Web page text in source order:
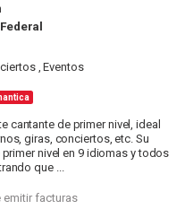
, Eventos
cantante de primer nivel, ideal
giras, conciertos, etc. Su
nivel en 9 idiomas y todos
que ...
emitir facturas